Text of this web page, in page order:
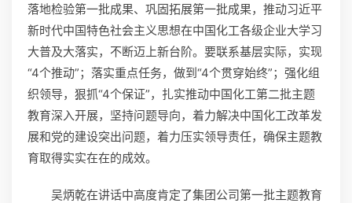
落地检验第一批成果、巩固拓展第一批成果，推动习近平
新时代中国特色社会主义思想在中国化工各级企业大学习
大普及大落实，不断迈上新台阶。要联系基层实际，实现
“4个推动”；落实重点任务，做到“4个贯穿始终”；强化组
织领导，狠抓“4个保证”，扎实推动中国化工第二批主题
教育深入开展，坚持问题导向，着力解决中国化工改革发
展和党的建设突出问题，着力压实领导责任，确保主题教
育取得实实在在的成效。
吴炳乾在讲话中高度肯定了集团公司第一批主题教育